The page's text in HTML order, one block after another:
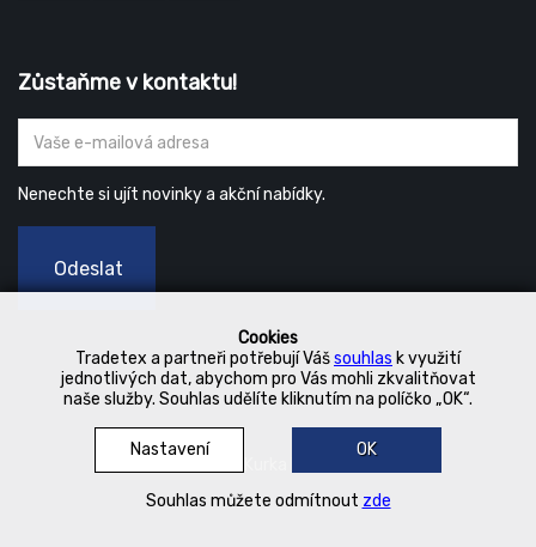
Cookies
Tradetex a partneři potřebují Vášsouhlas k využití
jednotlivých dat, abychom pro Vás mohli zkvalitňovat
naše služby. Souhlas udělíte kliknutím na políčko „OK“.
Nastavení OK
Souhlas můžete odmítnout zde
Zůstaňme v kontaktu!
Nenechte si ujít novinky a akční nabídky.
Odeslat